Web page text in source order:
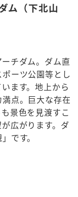
ム（下北山
チダム。ダム直
ーツ公園等とし
ます。地上から
点。巨大な存在
景色を見渡すこ
広がります。ダ
です。